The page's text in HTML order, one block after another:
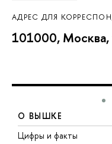
АДРЕС ДЛЯ
101000, Москва,
О ВЫШКЕ
Цифры и факты